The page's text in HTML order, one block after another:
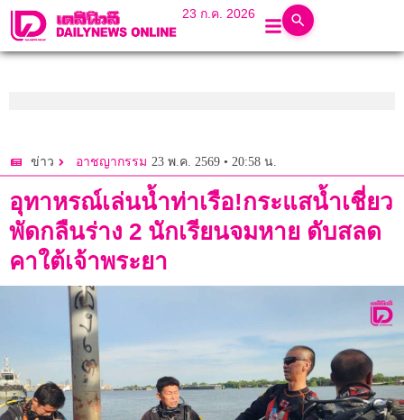
23 ก.ค. 2026
ข่าว อาชญากรรม 23 พ.ค. 2569 • 20:58 น.
อุทาหรณ์เล่นน้ำท่าเรือ!กระแสน้ำเชี่ยว
พัดกลืนร่าง 2 นักเรียนจมหาย ดับสลด
คาใต้เจ้าพระยา